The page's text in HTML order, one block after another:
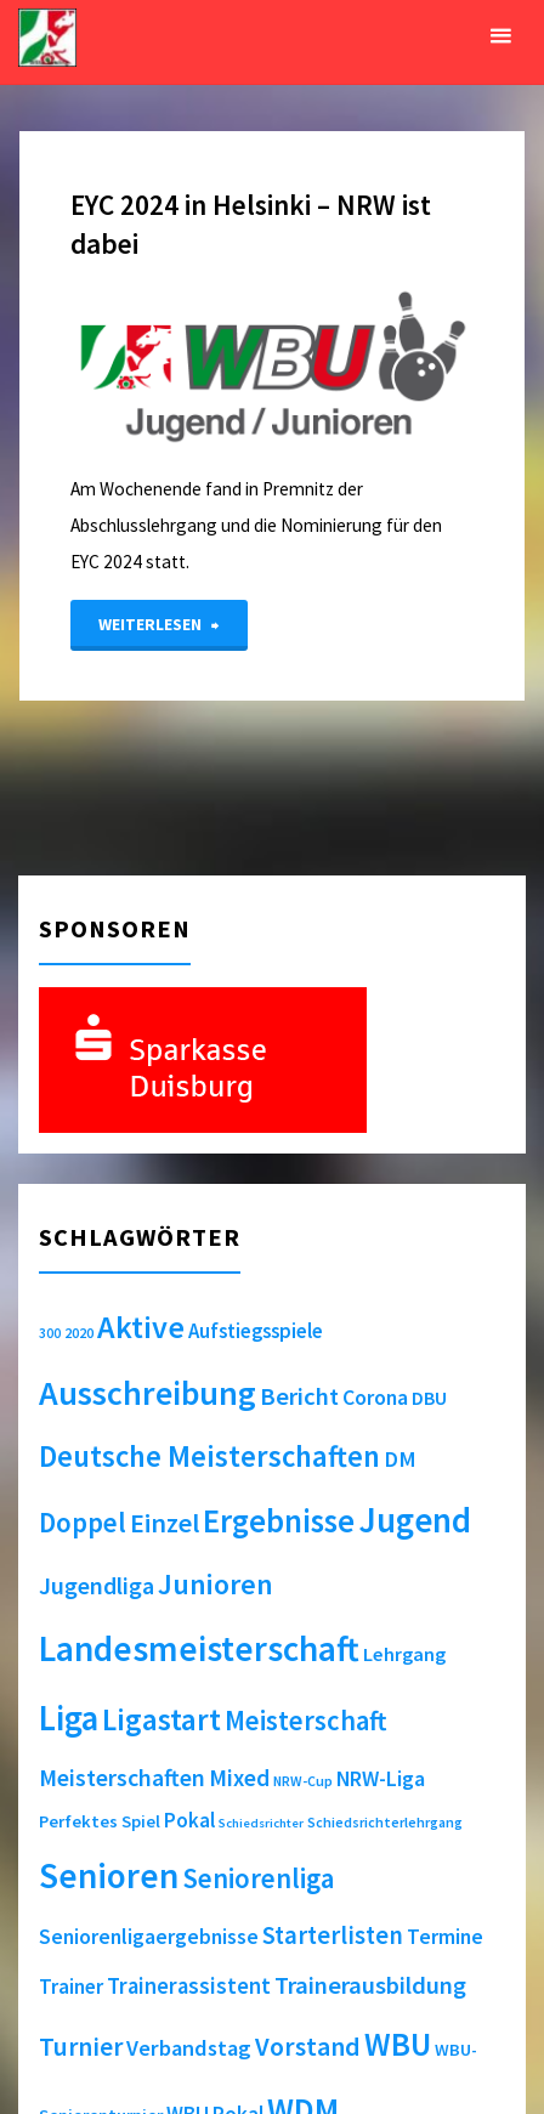
Zum
Inhalt
springenTag:
EYC 2024 in Helsinki – NRW ist
dabei
Am Wochenende fand in Premnitz der
Abschlusslehrgang und die Nominierung für den
EYC 2024 statt.
WEITERLESEN "EYC
in
NRW
SPONSOREN
SCHLAGWÖRTER
300 2020 AktiveAufstiegsspiele
Ausschreibung BerichtCorona DBU
Deutsche Meisterschaften DM
Doppel EinzelErgebnisseJugend
JugendligaJunioren
Landesmeisterschaft Lehrgang
LigaLigastartMeisterschaft
Meisterschaften Mixed NRW-Cup NRW-Liga
Perfektes Spiel Pokal Schiedsrichter Schiedsrichterlehrgang
SeniorenSeniorenliga
SeniorenligaergebnisseStarterlisten Termine
TrainerTrainerassistentTrainerausbildung
TurnierVerbandstagVorstandWBU WBU-